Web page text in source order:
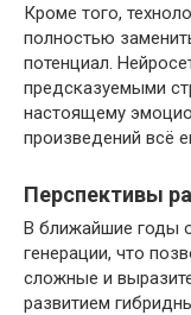
Кроме того,
полностью
потенциал.
предсказуемыми
настоящему
произведений всё
Перспективы
В ближайшие годы
генерации, что
сложные и
развитием